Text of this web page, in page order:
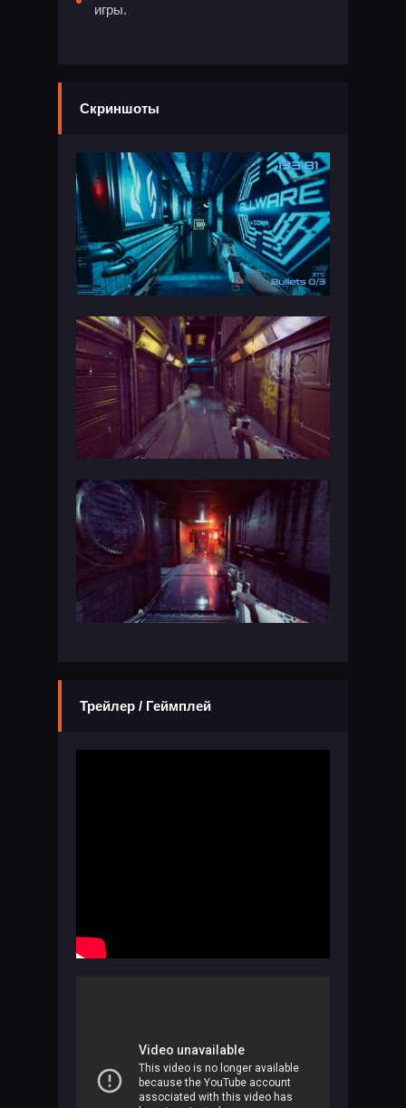
игры.
Скриншоты
Трейлер / Геймплей